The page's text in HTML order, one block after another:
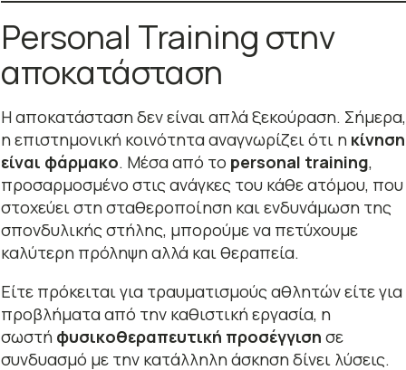
Personal Training στην
αποκατάσταση
Η αποκατάσταση δεν είναι απλά ξεκούραση. Σήμερα,
η επιστημονική κοινότητα αναγνωρίζει ότι η κίνηση
είναι φάρμακο. Μέσα από το personal training,
προσαρμοσμένο στις ανάγκες του κάθε ατόμου, που
στοχεύει στη σταθεροποίηση και ενδυνάμωση της
σπονδυλικής στήλης, μπορούμε να πετύχουμε
καλύτερη πρόληψη αλλά και θεραπεία.
Είτε πρόκειται για τραυματισμούς αθλητών είτε για
προβλήματα από την καθιστική εργασία, η
σωστή φυσικοθεραπευτική προσέγγιση σε
συνδυασμό με την κατάλληλη άσκηση δίνει λύσεις.